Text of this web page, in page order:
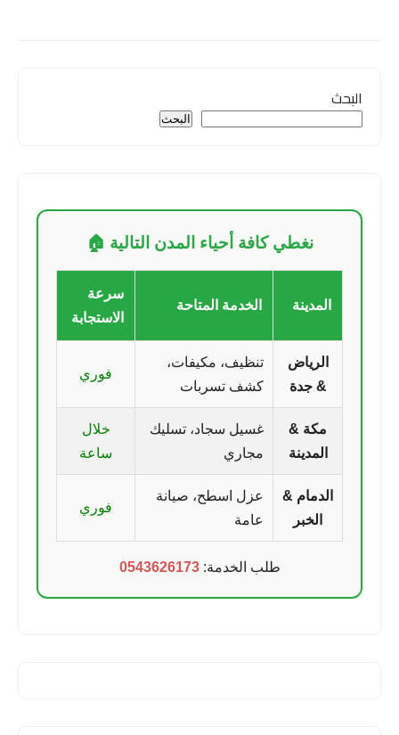
البحث
البحث
نغطي كافة أحياء المدن التالية 🏠
المدينة الخدمة المتاحة
سرعة
الاستجابة
الرياض
& جدة
تنظيف، مكيفات،
كشف تسربات
فوري
مكة &
المدينة
غسيل سجاد، تسليك
مجاري
خلال
ساعة
الدمام &
الخبر
عزل اسطح، صيانة
عامة
فوري
طلب الخدمة:0543626173